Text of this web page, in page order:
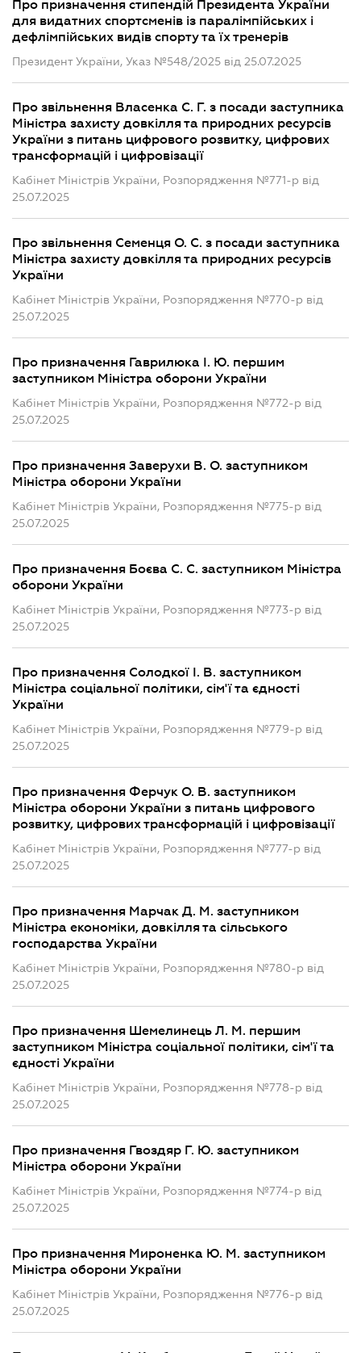
Про призначення стипендій Президента України
для видатних спортсменів із паралімпійських і
дефлімпійських видів спорту та їх тренерів
Президент України, Указ №548/2025 від 25.07.2025
Про звільнення Власенка С. Г. з посади заступника
Міністра захисту довкілля та природних ресурсів
України з питань цифрового розвитку, цифрових
трансформацій і цифровізації
Кабінет Міністрів України, Розпорядження №771-р від
25.07.2025
Про звільнення Семенця О. С. з посади заступника
Міністра захисту довкілля та природних ресурсів
України
Кабінет Міністрів України, Розпорядження №770-р від
25.07.2025
Про призначення Гаврилюка І. Ю. першим
заступником Міністра оборони України
Кабінет Міністрів України, Розпорядження №772-р від
25.07.2025
Про призначення Заверухи В. О. заступником
Міністра оборони України
Кабінет Міністрів України, Розпорядження №775-р від
25.07.2025
Про призначення Боєва С. С. заступником Міністра
оборони України
Кабінет Міністрів України, Розпорядження №773-р від
25.07.2025
Про призначення Солодкої І. В. заступником
Міністра соціальної політики, сім'ї та єдності
України
Кабінет Міністрів України, Розпорядження №779-р від
25.07.2025
Про призначення Ферчук О. В. заступником
Міністра оборони України з питань цифрового
розвитку, цифрових трансформацій і цифровізації
Кабінет Міністрів України, Розпорядження №777-р від
25.07.2025
Про призначення Марчак Д. М. заступником
Міністра економіки, довкілля та сільського
господарства України
Кабінет Міністрів України, Розпорядження №780-р від
25.07.2025
Про призначення Шемелинець Л. М. першим
заступником Міністра соціальної політики, сім'ї та
єдності України
Кабінет Міністрів України, Розпорядження №778-р від
25.07.2025
Про призначення Гвоздяр Г. Ю. заступником
Міністра оборони України
Кабінет Міністрів України, Розпорядження №774-р від
25.07.2025
Про призначення Мироненка Ю. М. заступником
Міністра оборони України
Кабінет Міністрів України, Розпорядження №776-р від
25.07.2025